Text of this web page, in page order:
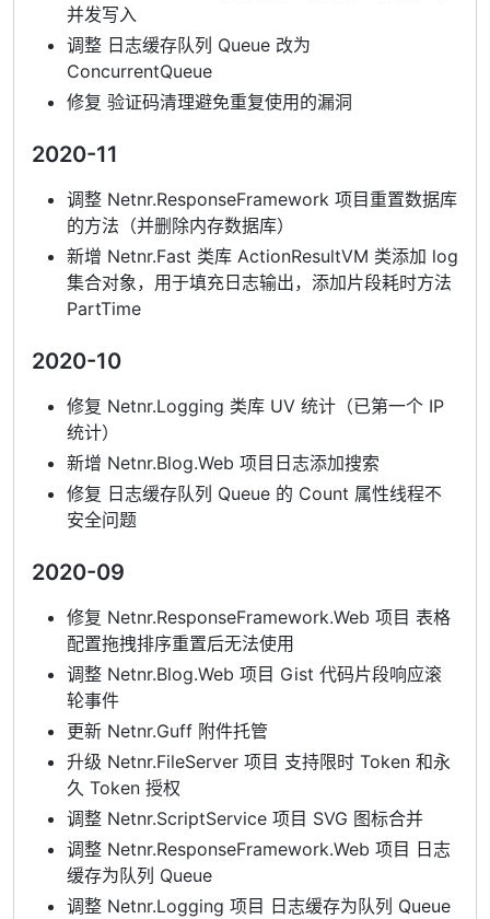
并发写入
调整 日志缓存队列 Queue 改为
ConcurrentQueue
修复 验证码清理避免重复使用的漏洞
2020-11
调整 Netnr.ResponseFramework 项目重置数据库
的方法（并删除内存数据库）
新增 Netnr.Fast 类库 ActionResultVM 类添加 log
集合对象，用于填充日志输出，添加片段耗时方法
PartTime
2020-10
修复 Netnr.Logging 类库 UV 统计（已第一个 IP
统计）
新增 Netnr.Blog.Web 项目日志添加搜索
修复 日志缓存队列 Queue 的 Count 属性线程不
安全问题
2020-09
修复 Netnr.ResponseFramework.Web 项目 表格
配置拖拽排序重置后无法使用
调整 Netnr.Blog.Web 项目 Gist 代码片段响应滚
轮事件
更新 Netnr.Guff 附件托管
升级 Netnr.FileServer 项目 支持限时 Token 和永
久 Token 授权
调整 Netnr.ScriptService 项目 SVG 图标合并
调整 Netnr.ResponseFramework.Web 项目 日志
缓存为队列 Queue
调整 Netnr.Logging 项目 日志缓存为队列 Queue